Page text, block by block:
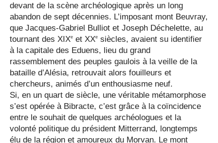
devant de la scène archéologique après un long
abandon de sept décennies. L’imposant mont Beuvray,
que Jacques-Gabriel Bulliot et Joseph Déchelette, au
tournant des XIXe et XXe siècles, avaient su identifier
à la capitale des Eduens, lieu du grand
rassemblement des peuples gaulois à la veille de la
bataille d’Alésia, retrouvait alors fouilleurs et
chercheurs, animés d’un enthousiasme neuf.
Si, en un quart de siècle, une véritable métamorphose
s’est opérée à Bibracte, c’est grâce à la coïncidence
entre le souhait de quelques archéologues et la
volonté politique du président Mitterrand, longtemps
élu de la région et amoureux du Morvan. Le mont